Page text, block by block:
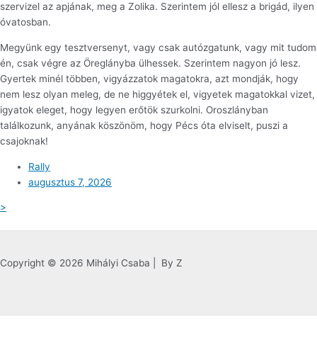
szervizel az apjának, meg a Zolika. Szerintem jól ellesz a brigád, ilyen
óvatosban.
Megyünk egy tesztversenyt, vagy csak autózgatunk, vagy mit tudom
én, csak végre az Öreglányba ülhessek. Szerintem nagyon jó lesz.
Gyertek minél többen, vigyázzatok magatokra, azt mondják, hogy
nem lesz olyan meleg, de ne higgyétek el, vigyetek magatokkal vizet,
igyatok eleget, hogy legyen erőtök szurkolni. Oroszlányban
találkozunk, anyának köszönöm, hogy Pécs óta elviselt, puszi a
csajoknak!
Rally
augusztus 7, 2026
>
Copyright © 2026 Mihályi Csaba | By Z